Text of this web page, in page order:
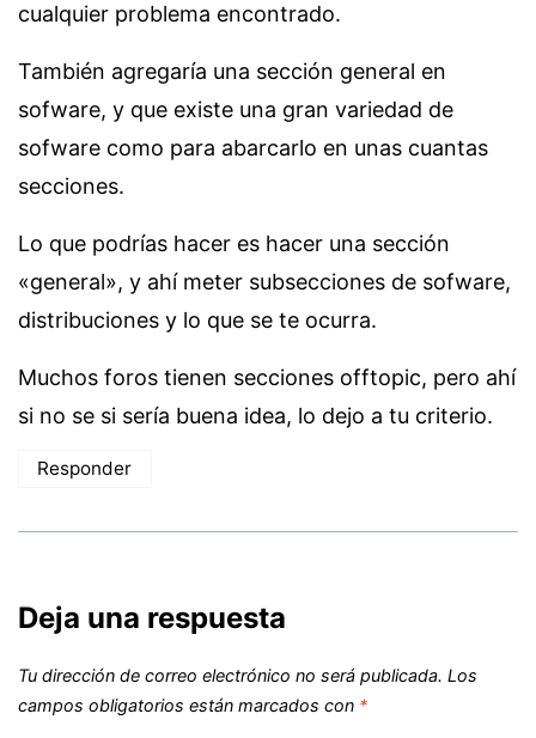
cualquier problema encontrado.
También agregaría una sección general en
sofware, y que existe una gran variedad de
sofware como para abarcarlo en unas cuantas
secciones.
Lo que podrías hacer es hacer una sección
«general», y ahí meter subsecciones de sofware,
distribuciones y lo que se te ocurra.
Muchos foros tienen secciones offtopic, pero ahí
si no se si sería buena idea, lo dejo a tu criterio.
Responder
Deja una respuesta
Tu dirección de correo electrónico no será publicada. Los
campos obligatorios están marcados con *